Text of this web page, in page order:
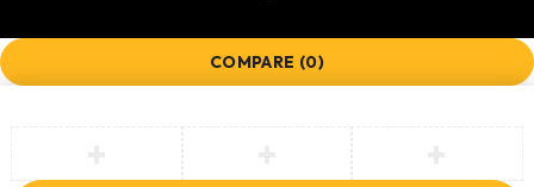
COMPARE (0)